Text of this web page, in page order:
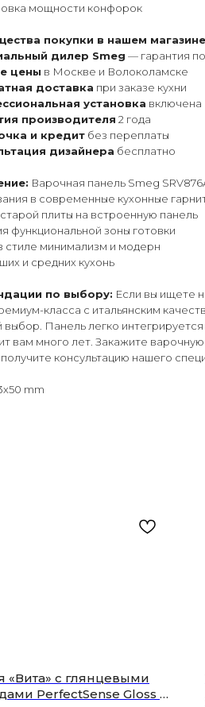
мощности конфорок
покупки в нашем
дилер Smeg — гарантия
цены в Москве и Волоколамске
доставка при заказе кухни
установка включена
производителя 2 года
и кредит без переплаты
дизайнера бесплатно
Варочная панель Smeg
в современные кухонные
плиты на встроенную панель
функциональной зоны готовки
стиле минимализм и модерн
и средних кухонь
по выбору: Если вы ищете
класса с итальянским
выбор. Панель легко
вам много лет. Закажите
консультацию нашего
mm
«Вита» с глянцевыми
PerfectSense Gloss и